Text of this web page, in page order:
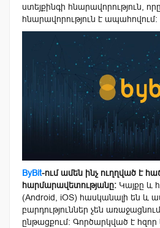
ստեյքինգի հնարավորություն,
հնարավորություն է ապահովում։
ByBit-ում ամեն ինչ ուղղված է
հարմարավետությանը։ Կայքը և
(Android, iOS) հասկանալի են և
բարդություններ չեն
ընթացքում։ Գործարկված է